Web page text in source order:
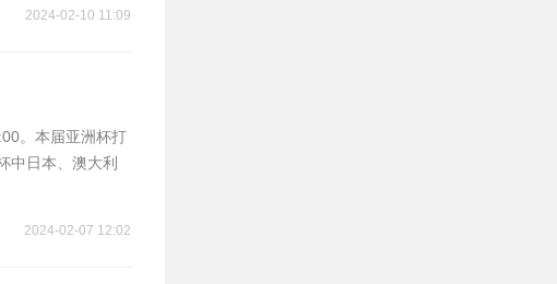
2024-02-10 11:09
。本届亚洲杯打
中日本、澳大利
2024-02-07 12:02